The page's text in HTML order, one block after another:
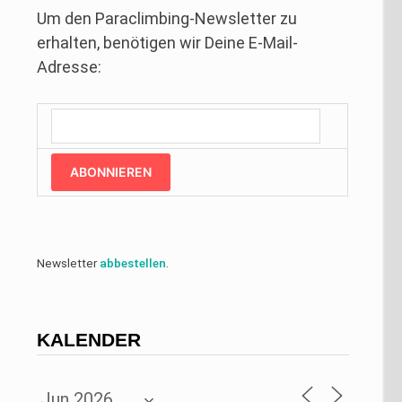
Um den Paraclimbing-Newsletter zu
erhalten, benötigen wir Deine E-Mail-
Adresse:
ABONNIEREN
Newsletterabbestellen
KALENDER